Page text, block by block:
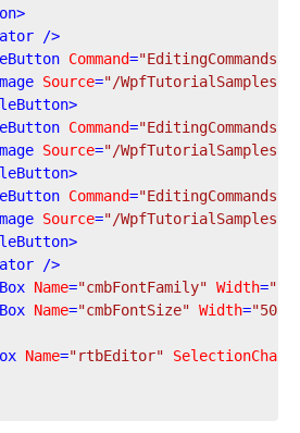
>
/>
Command=
Source="/
>
Command=
Source="/
>
Command=
Source="/
>
/>
Name="cmbFontFamily" Width=
Name="cmbFontSize" Width="50"
Name="rtbEditor"